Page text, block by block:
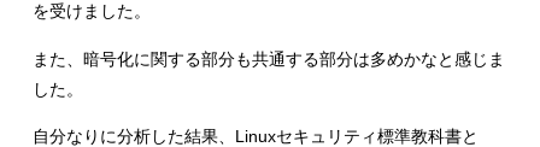
を受けました。
また、暗号化に関する部分も共通する部分は多めかなと感じま
した。
自分なりに分析した結果、Linuxセキュリティ標準教科書と